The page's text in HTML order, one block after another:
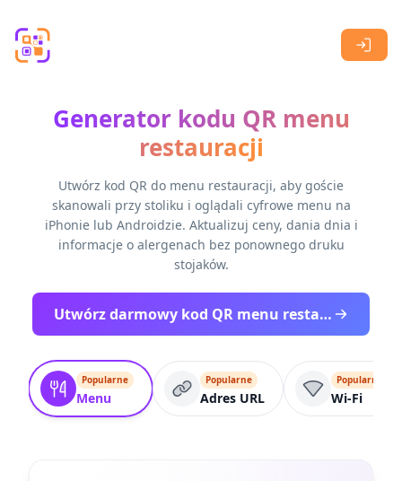
Generator kodu QR menu
restauracji
Utwórz kod QR do menu restauracji, aby goście
skanowali przy stoliku i oglądali cyfrowe menu na
iPhonie lub Androidzie. Aktualizuj ceny, dania dnia i
informacje o alergenach bez ponownego druku
stojaków.
Utwórz darmowy kod QR menu restauracji
Popularne
Menu
Popularne
Adres URL
Popularne
Wi-Fi